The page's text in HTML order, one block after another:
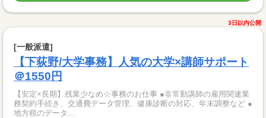
3日以内公開
[一般派遣]
【下荻野/大学事務】人気の大学×講師サポート
＠1550円
【安定×長期】残業少なめ☆事務のお仕事 ●非常勤講師の雇用関連業
務契約手続き、交通費データ管理、健康診断の対応、年末調整など ●
地方税のデータ...